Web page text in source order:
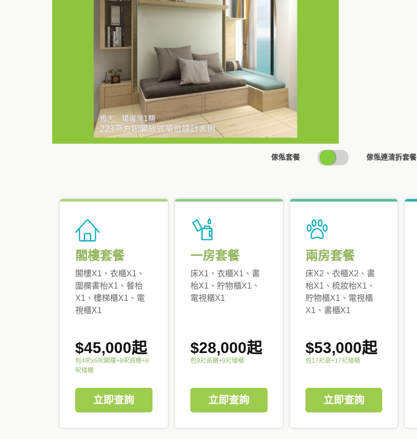
傢俬套餐
SWITCH
PRICING
傢俬連清拆套餐
閣樓套餐
閣樓X1、衣櫃X1、
圍欄書枱X1、餐枱
X1、樓梯櫃X1、電
視櫃X1
$45,000起
包4呎x6呎閣樓+8呎高櫃+8
呎矮櫃
立即查詢
一房套餐
床X1、衣櫃X1、書
枱X1、貯物櫃X1、
電視櫃X1
$28,000起
包9尺高櫃+9尺矮櫃
立即查詢
兩房套餐
床X2、衣櫃X2、書
枱X1、梳妝枱X1、
貯物櫃X1、電視櫃
X1、書櫃X1
$53,000起
包17尺高+17尺矮櫃
立即查詢